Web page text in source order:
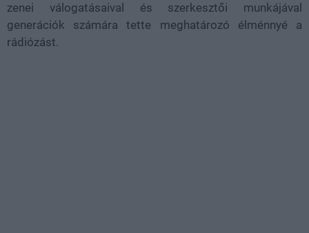
zenei válogatásaival és szerkesztői munkájával
generációk számára tette meghatározó élménnyé a
rádiózást.